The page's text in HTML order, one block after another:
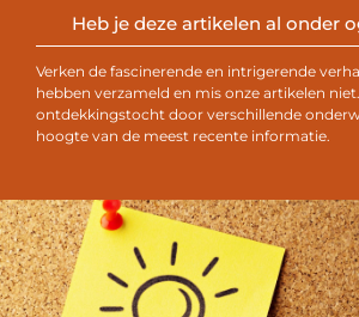
Heb je deze artikelen al onder
Verken de fascinerende en intrigerende
hebben verzameld en mis onze artikelen
ontdekkingstocht door verschillende
hoogte van de meest recente informatie.